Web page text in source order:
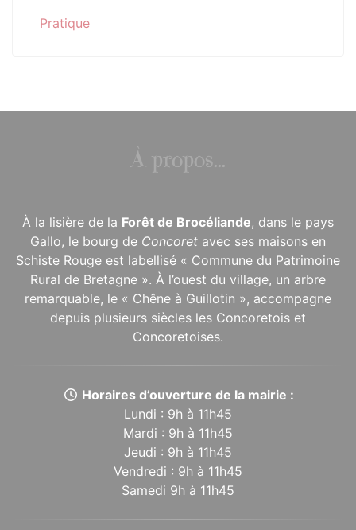
Pratique
À propos...
À la lisière de la Forêt de Brocéliande, dans le pays
Gallo, le bourg de Concoret avec ses maisons en
Schiste Rouge est labellisé « Commune du Patrimoine
Rural de Bretagne ». À l’ouest du village, un arbre
remarquable, le « Chêne à Guillotin », accompagne
depuis plusieurs siècles les Concoretois et
Concoretoises.
Horaires d’ouverture de la mairie :
Lundi : 9h à 11h45
Mardi : 9h à 11h45
Jeudi : 9h à 11h45
Vendredi : 9h à 11h45
Samedi 9h à 11h45